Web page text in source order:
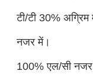
टी/टी 30%
नजर में।
100% एल/सी